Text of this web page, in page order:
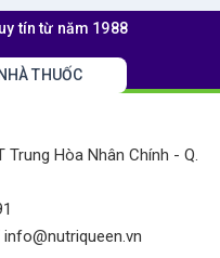
tín từ năm 1988
THUỐC
Hòa Nhân Chính - Q.